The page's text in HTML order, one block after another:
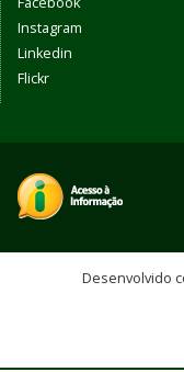
Instagram
Linkedin
Flickr
Desenvolvido